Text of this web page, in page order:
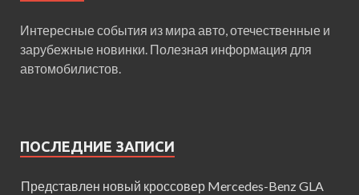
Интересные события из мира авто, отечественные и
зарубежные новинки. Полезная информация для
автомобилистов.
ПОСЛЕДНИЕ ЗАПИСИ
Представлен новый кроссовер Mercedes-Benz GLA